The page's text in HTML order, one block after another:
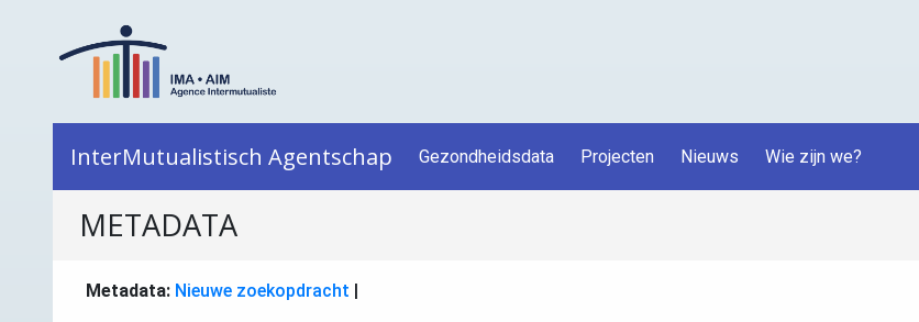
InterMutualistisch Agentschap Gezondheidsdata Projecten Nieuws Wie zijn we?
METADATA
Metadata: Nieuwe zoekopdracht |